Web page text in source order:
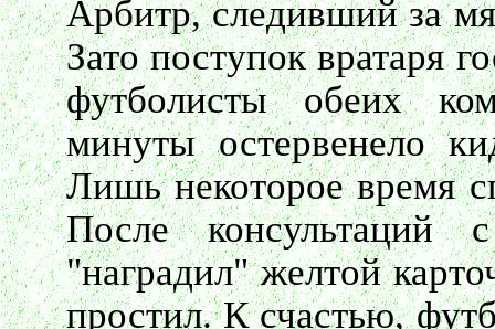
Арбитр, следивший за
Зато поступок вратаря
футболисты обеих
минуты остервенело
Лишь некоторое время
После консультаций
"наградил" желтой
простил. К счастью,